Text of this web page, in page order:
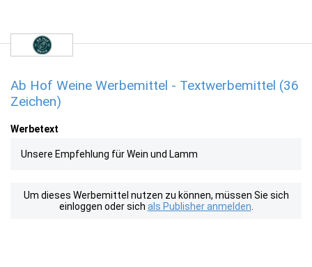
Ab Hof Weine Werbemittel - Textwerbemittel (36
Zeichen)
Werbetext
Unsere Empfehlung für Wein und Lamm
Um dieses Werbemittel nutzen zu können, müssen Sie sich
einloggen oder sich als Publisher anmelden